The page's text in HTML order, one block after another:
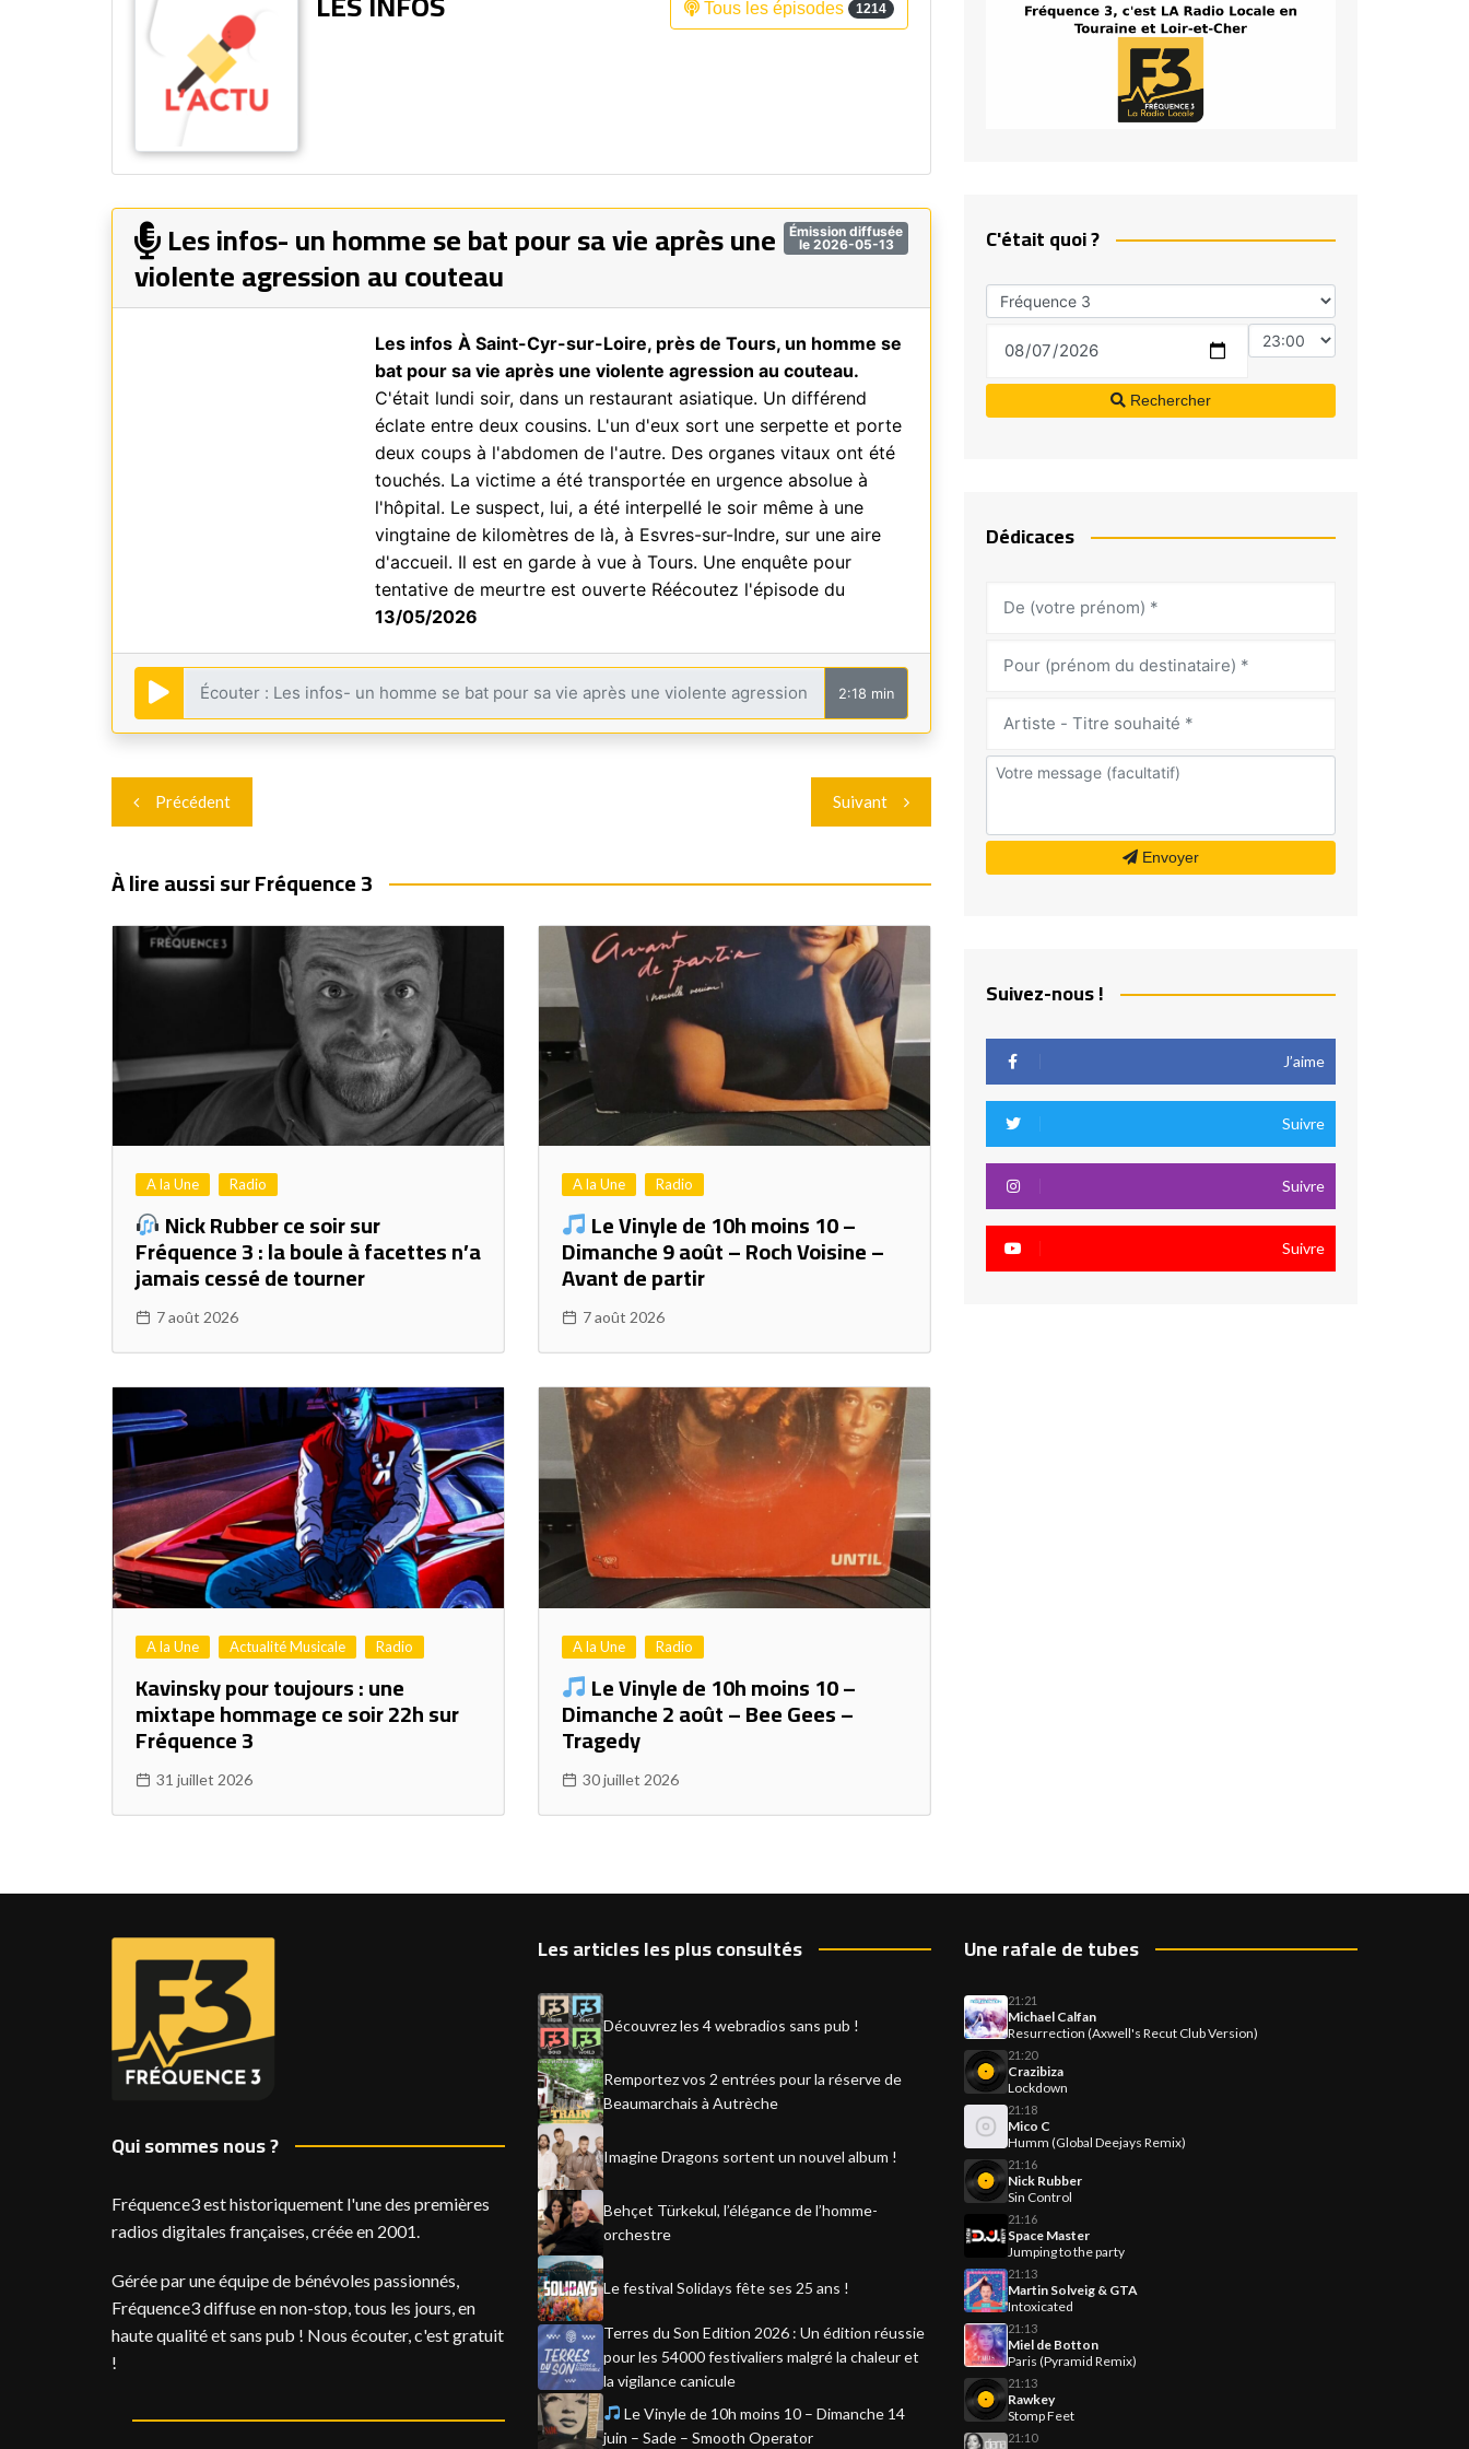
Fréquence 3 Urban
Tous les épisodes 1214
Émission diffusée
le 2026-05-13
Les infos- un homme se bat pour sa vie après une
violente agression au couteau
Les infos À Saint-Cyr-sur-Loire, près de Tours, un homme se
bat pour sa vie après une violente agression au couteau.
C'était lundi soir, dans un restaurant asiatique. Un différend
éclate entre deux cousins. L'un d'eux sort une serpette et porte
deux coups à l'abdomen de l'autre. Des organes vitaux ont été
touchés. La victime a été transportée en urgence absolue à
l'hôpital. Le suspect, lui, a été interpellé le soir même à une
vingtaine de kilomètres de là, à Esvres-sur-Indre, sur une aire
d'accueil. Il est en garde à vue à Tours. Une enquête pour
tentative de meurtre est ouverte Réécoutez l'épisode du
13/05/2026
2:18 min
Navigation
de
l’article
Précédent Suivant
À lire aussi sur Fréquence 3
A la Une Radio
Nick Rubber ce soir sur
Fréquence 3 : la boule à facettes n’a
jamais cessé de tourner
7 août 2026
A la Une Radio
Le Vinyle de 10h moins 10 –
Dimanche 9 août – Roch Voisine –
Avant de partir
7 août 2026
A la Une Actualité Musicale Radio
Kavinsky pour toujours : une
mixtape hommage ce soir 22h sur
Fréquence 3
31 juillet 2026
A la Une Radio
Le Vinyle de 10h moins 10 –
Dimanche 2 août – Bee Gees –
Tragedy
30 juillet 2026
C'était quoi ?
Rechercher
Dédicaces
Envoyer
Suivez-nous !
J’aime
Suivre
Suivre
Suivre
Qui sommes nous ?
Fréquence3 est historiquement l'une des premières
radios digitales françaises, créée en 2001.
Gérée par une équipe de bénévoles passionnés,
Fréquence3 diffuse en non-stop, tous les jours, en
haute qualité et sans pub ! Nous écouter, c'est gratuit
!
Les articles les plus consultés
Découvrez les 4 webradios sans pub !
Remportez vos 2 entrées pour la réserve de
Beaumarchais à Autrèche
Imagine Dragons sortent un nouvel album !
Behçet Türkekul, l’élégance de l’homme-
orchestre
Le festival Solidays fête ses 25 ans !
Terres du Son Edition 2026 : Un édition réussie
pour les 54000 festivaliers malgré la chaleur et
la vigilance canicule
Le Vinyle de 10h moins 10 – Dimanche 14
juin – Sade – Smooth Operator
Une rafale de tubes
21:21
Michael Calfan
Resurrection (Axwell's Recut Club Version)
21:20
Crazibiza
Lockdown
21:18
Mico C
Humm (Global Deejays Remix)
21:16
Nick Rubber
Sin Control
21:16
Space Master
Jumping to the party
21:13
Martin Solveig & GTA
Intoxicated
21:13
Miel de Botton
Paris (Pyramid Remix)
21:13
Rawkey
Stomp Feet
21:10